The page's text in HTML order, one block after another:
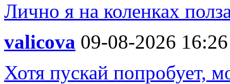
Лично я на коленках
valicova 09-08-2026 16:26
Хотя пускай попробует,